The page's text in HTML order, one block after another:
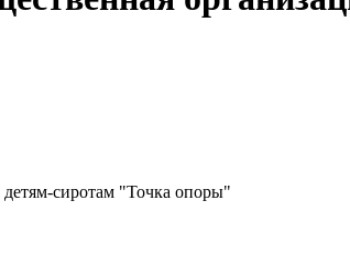
сиротам "Точка опоры"